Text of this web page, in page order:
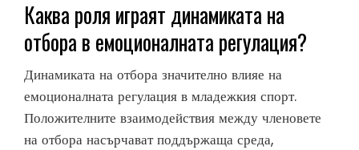
Каква роля играят динамиката на
отбора в емоционалната регулация?
Динамиката на отбора значително влияе на
емоционалната регулация в младежкия спорт.
Положителните взаимодействия между членовете
на отбора насърчават поддържаща среда,